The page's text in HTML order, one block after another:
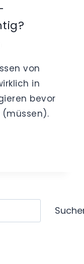
von
in
bevor